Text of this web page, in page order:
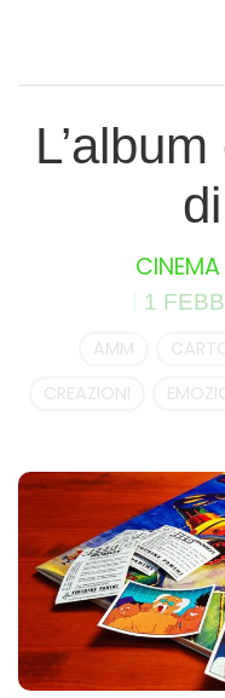
CINEMA
1
AMM
CREAZIONI